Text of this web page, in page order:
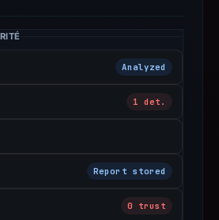
guarantee.
Analyzed
1 det.
Report stored
0 trust